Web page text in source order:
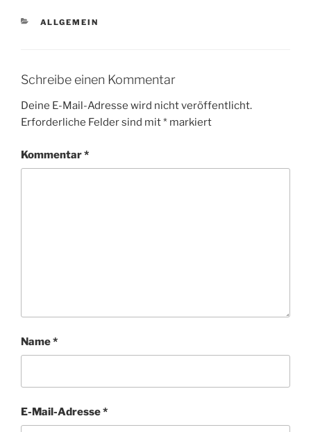
KATEGORIEN
ALLGEMEIN
Schreibe einen Kommentar
Deine E-Mail-Adresse wird nicht veröffentlicht.
Erforderliche Felder sind mit* markiert
Kommentar*
Name*
E-Mail-Adresse*